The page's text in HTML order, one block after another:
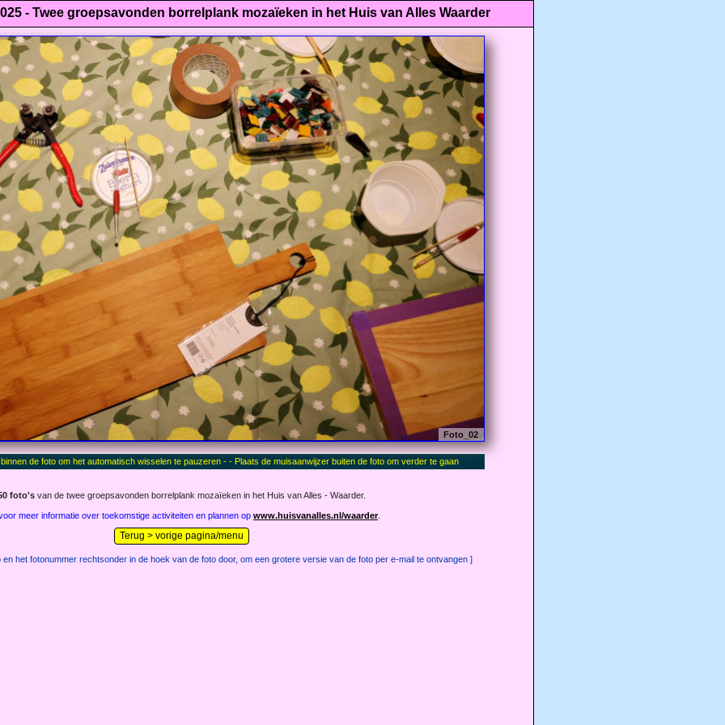
Foto_02
foto'svan de twee groepsavonden borrelplank mozaïeken in het Huis van Alles - Waarder.
meer informatie over toekomstige activiteiten en plannen op www.huisvanalles.nl/waarder.
Terug > vorige pagina/menu